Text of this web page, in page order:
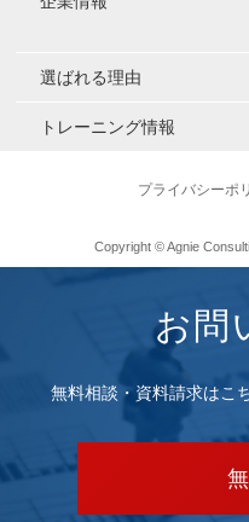
選ばれる理由
トレーニング情報
プライバシーポ
Copyright © Agnie
お問
無料相談・資料請求はこ